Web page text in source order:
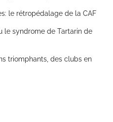
le rétropédalage de la CAF
le syndrome de Tartarin de
triomphants, des clubs en